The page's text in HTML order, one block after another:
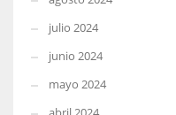
julio 2024
junio 2024
mayo 2024